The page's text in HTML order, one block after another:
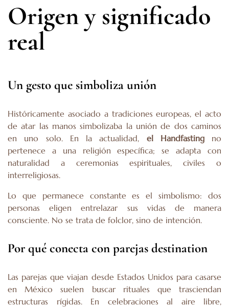
Origen y significado
real
Un gesto que simboliza unión
Históricamente asociado a tradiciones europeas, el acto
de atar las manos simbolizaba la unión de dos caminos
en uno solo. En la actualidad, el Handfastingno
pertenece a una religión específica; se adapta con
naturalidad a ceremonias espirituales, civiles o
interreligiosas.
Lo que permanece constante es el simbolismo: dos
personas eligen entrelazar sus vidas de manera
consciente. No se trata de folclor, sino de intención.
Por qué conecta con parejas destination
Las parejas que viajan desde Estados Unidos para casarse
en México suelen buscar rituales que trasciendan
estructuras rígidas. En celebraciones al aire libre,